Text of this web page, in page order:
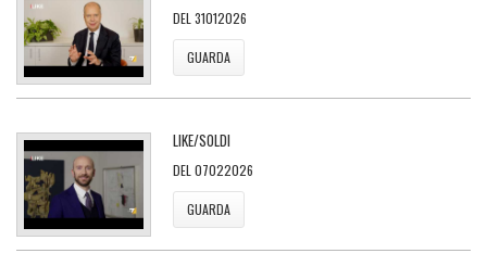
DEL 31012026
GUARDA
LIKE/SOLDI
DEL 07022026
GUARDA